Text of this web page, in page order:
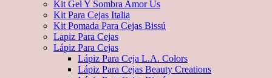
Kit Gel Y Sombra Amor Us
Kit Para Cejas Italia
Kit Pomada Para Cejas Bissú
Lapiz Para Cejas
Lápiz Para Cejas
Lápiz Para Ceja L.A. Colors
Lápiz Para Cejas Beauty Creations